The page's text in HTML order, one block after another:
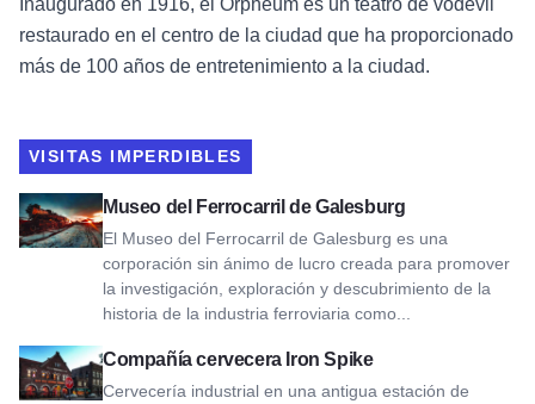
restaurado en el centro de la ciudad que ha proporcionado
más de 100 años de entretenimiento a la ciudad.
VISITAS IMPERDIBLES
Museo del Ferrocarril de Galesburg
El Museo del Ferrocarril de Galesburg es una
corporación sin ánimo de lucro creada para promover
la investigación, exploración y descubrimiento de la
historia de la industria ferroviaria como...
Ver el Museo del Ferrocarril de Galesburg
Compañía cervecera Iron Spike
Cervecería industrial en una antigua estación de
Ver Iron Spike Brewing Company